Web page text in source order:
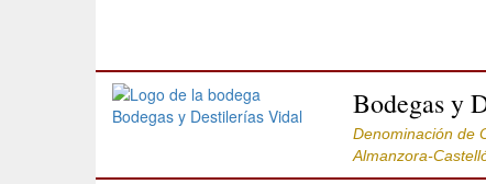
Bodegas y
Denominación de
Almanzora-